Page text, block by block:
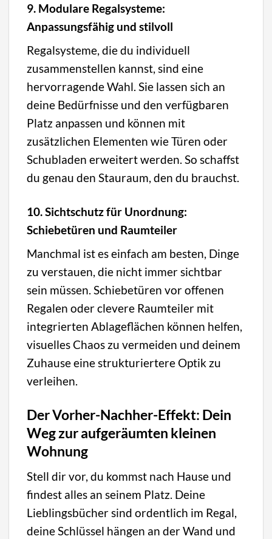
9. Modulare Regalsysteme:
Anpassungsfähig und stilvoll
Regalsysteme, die du individuell
zusammenstellen kannst, sind eine
hervorragende Wahl. Sie lassen sich an
deine Bedürfnisse und den verfügbaren
Platz anpassen und können mit
zusätzlichen Elementen wie Türen oder
Schubladen erweitert werden. So schaffst
du genau den Stauraum, den du brauchst.
10. Sichtschutz für Unordnung:
Schiebetüren und Raumteiler
Manchmal ist es einfach am besten, Dinge
zu verstauen, die nicht immer sichtbar
sein müssen. Schiebetüren vor offenen
Regalen oder clevere Raumteiler mit
integrierten Ablageflächen können helfen,
visuelles Chaos zu vermeiden und deinem
Zuhause eine strukturiertere Optik zu
verleihen.
Der Vorher-Nachher-Effekt: Dein
Weg zur aufgeräumten kleinen
Wohnung
Stell dir vor, du kommst nach Hause und
findest alles an seinem Platz. Deine
Lieblingsbücher sind ordentlich im Regal,
deine Schlüssel hängen an der Wand und